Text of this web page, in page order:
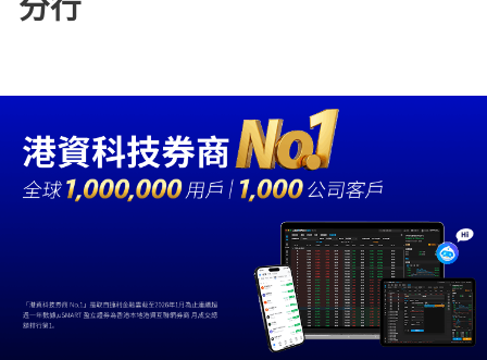
分行